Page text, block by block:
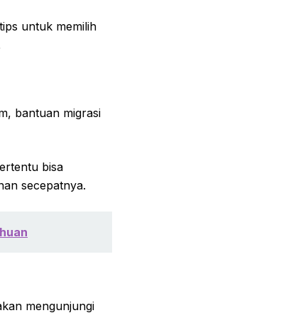
untuk memilih
bantuan migrasi
bisa
secepatnya.
mengunjungi